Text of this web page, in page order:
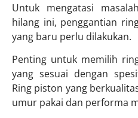
Untuk mengatasi
hilang ini, penggantian
yang baru perlu dilakukan.
Penting untuk memilih
yang sesuai dengan
Ring piston yang
umur pakai dan performa